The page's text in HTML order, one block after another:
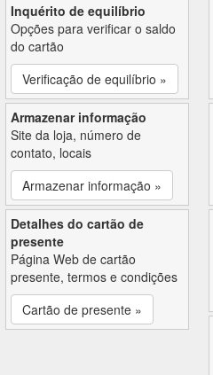
Inquérito de equilíbrio
Opções para verificar o saldo
do cartão
Verificação de equilíbrio »
Armazenar informação
Site da loja, número de
contato, locais
Armazenar informação »
Detalhes do cartão de
presente
Página Web de cartão
presente, termos e condições
Cartão de presente »